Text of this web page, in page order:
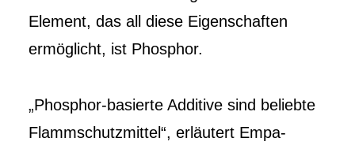
Element, das all diese Eigenschaften
ermöglicht, ist Phosphor.
„Phosphor-basierte Additive sind beliebte
Flammschutzmittel“, erläutert Empa-